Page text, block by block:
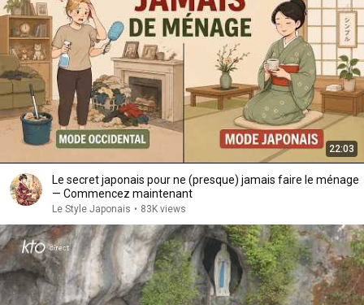
22:03
Le secret japonais pour ne (presque) jamais faire le ménage
— Commencez maintenant
Le Style Japonais • 83K views